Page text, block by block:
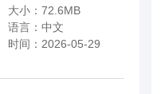
大小：72.6MB
语言：中文
时间：2026-05-29